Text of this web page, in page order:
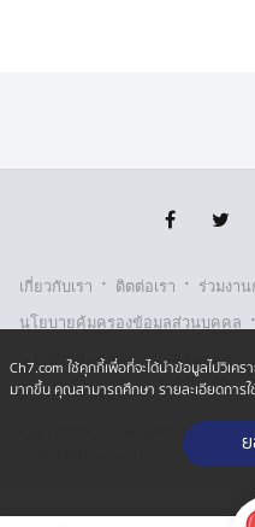
วิจิตร หรือ "ดร.โจ" สส.บัญ
หลังจากนี้ต้องรอความชัดเ
อีกครั้งว่ากระแสข่าวดังกล่
เกี่ยวกับเรา · ติตต่อเรา · ร่วมงาน
นโยบายคุ้มครองข้อมูลส่วนบุคคล ·
นโยบายคุ้มครองข้อมูลส่วนบุคคล (
รับเรื่องร้องเรียน
Copyright © 2026 Bangkok
Ch7.com ใช้คุกกี้เพื่อที่จะได้นำข้อมูลไปวิเค
มากขึ้น คุณสามารถศึกษา รายละเอียดการใ